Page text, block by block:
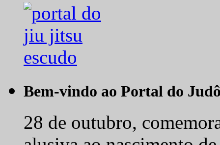
Bem-vindo ao Portal do
28 de outubro,